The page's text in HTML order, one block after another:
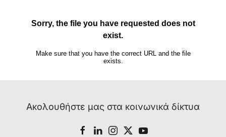
Ακολουθήστε μας στα κοινωνικά δίκτυα